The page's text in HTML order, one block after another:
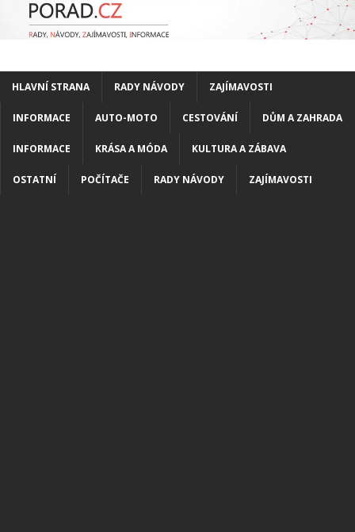
HLAVNÍ STRANA RADY NÁVODY ZAJÍMAVOSTI
INFORMACE AUTO-MOTO CESTOVÁNÍ DŮM A ZAHRADA
INFORMACE KRÁSA A MÓDA KULTURA A ZÁBAVA
OSTATNÍ POČÍTAČE RADY NÁVODY ZAJÍMAVOSTI